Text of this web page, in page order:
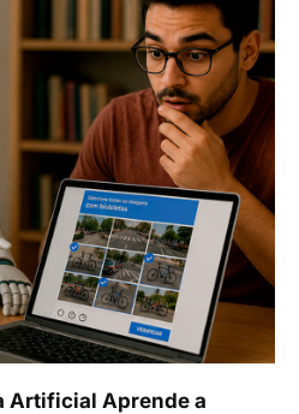
Artificial Aprende a